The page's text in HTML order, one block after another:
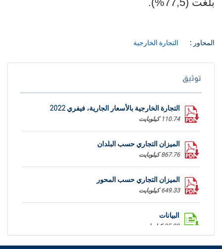
المحاور : التجارة الخارجية
توثيق
التجارة الخارجية بالأسعار الجارية، فيفري 2022
110.74 كيلوبايت
الميزان التجاري حسب البلدان
867.76 كيلوبايت
الميزان التجاري حسب المحور
649.33 كيلوبايت
البيانات
35.28 كيلوبايت